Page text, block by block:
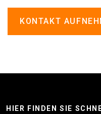
KONTAKT
HIER FINDEN SIE